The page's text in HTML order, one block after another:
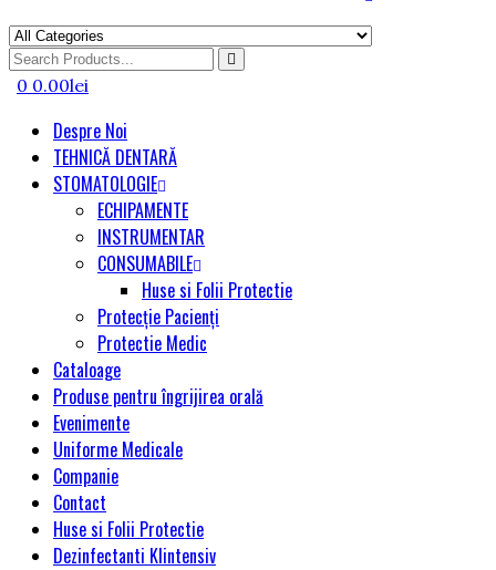
Search
for
0 0.00lei
Despre Noi
TEHNICĂ DENTARĂ
STOMATOLOGIE
ECHIPAMENTE
INSTRUMENTAR
CONSUMABILE
Huse si Folii Protectie
Protecție Pacienți
Protectie Medic
Cataloage
Produse pentru îngrijirea orală
Evenimente
Uniforme Medicale
Companie
Contact
Huse si Folii Protectie
Dezinfectanti Klintensiv